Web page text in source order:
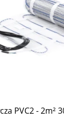
PVC2 - 2m²